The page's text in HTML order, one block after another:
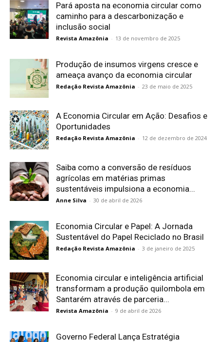
Pará aposta na economia circular como
caminho para a descarbonização e
inclusão social
Revista Amazônia - 13 de novembro de 2025
Produção de insumos virgens cresce e
ameaça avanço da economia circular
Redação Revista Amazônia - 23 de maio de 2025
A Economia Circular em Ação: Desafios e
Oportunidades
Redação Revista Amazônia - 12 de dezembro de 2024
Saiba como a conversão de resíduos
agrícolas em matérias primas
sustentáveis impulsiona a economia...
Anne Silva - 30 de abril de 2026
Economia Circular e Papel: A Jornada
Sustentável do Papel Reciclado no Brasil
Redação Revista Amazônia - 3 de janeiro de 2025
Economia circular e inteligência artificial
transformam a produção quilombola em
Santarém através de parceria...
Revista Amazônia - 9 de abril de 2026
Governo Federal Lança Estratégia